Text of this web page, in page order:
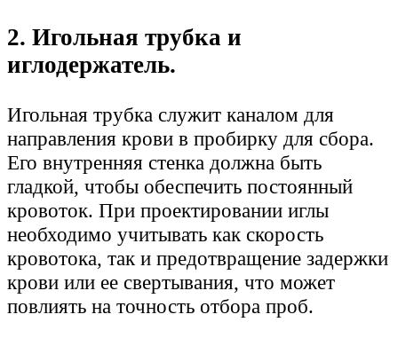
2. Игольная трубка и
иглодержатель.
Игольная трубка служит каналом для
направления крови в пробирку для сбора.
Его внутренняя стенка должна быть
гладкой, чтобы обеспечить постоянный
кровоток. При проектировании иглы
необходимо учитывать как скорость
кровотока, так и предотвращение задержки
крови или ее свертывания, что может
повлиять на точность отбора проб.